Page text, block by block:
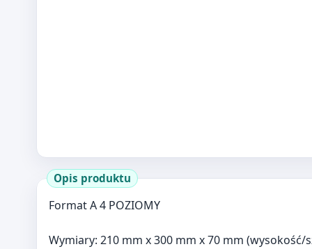
Opis produktu
Format A 4 POZIOMY
Wymiary: 210 mm x 300 mm x 70 mm (wysokość/